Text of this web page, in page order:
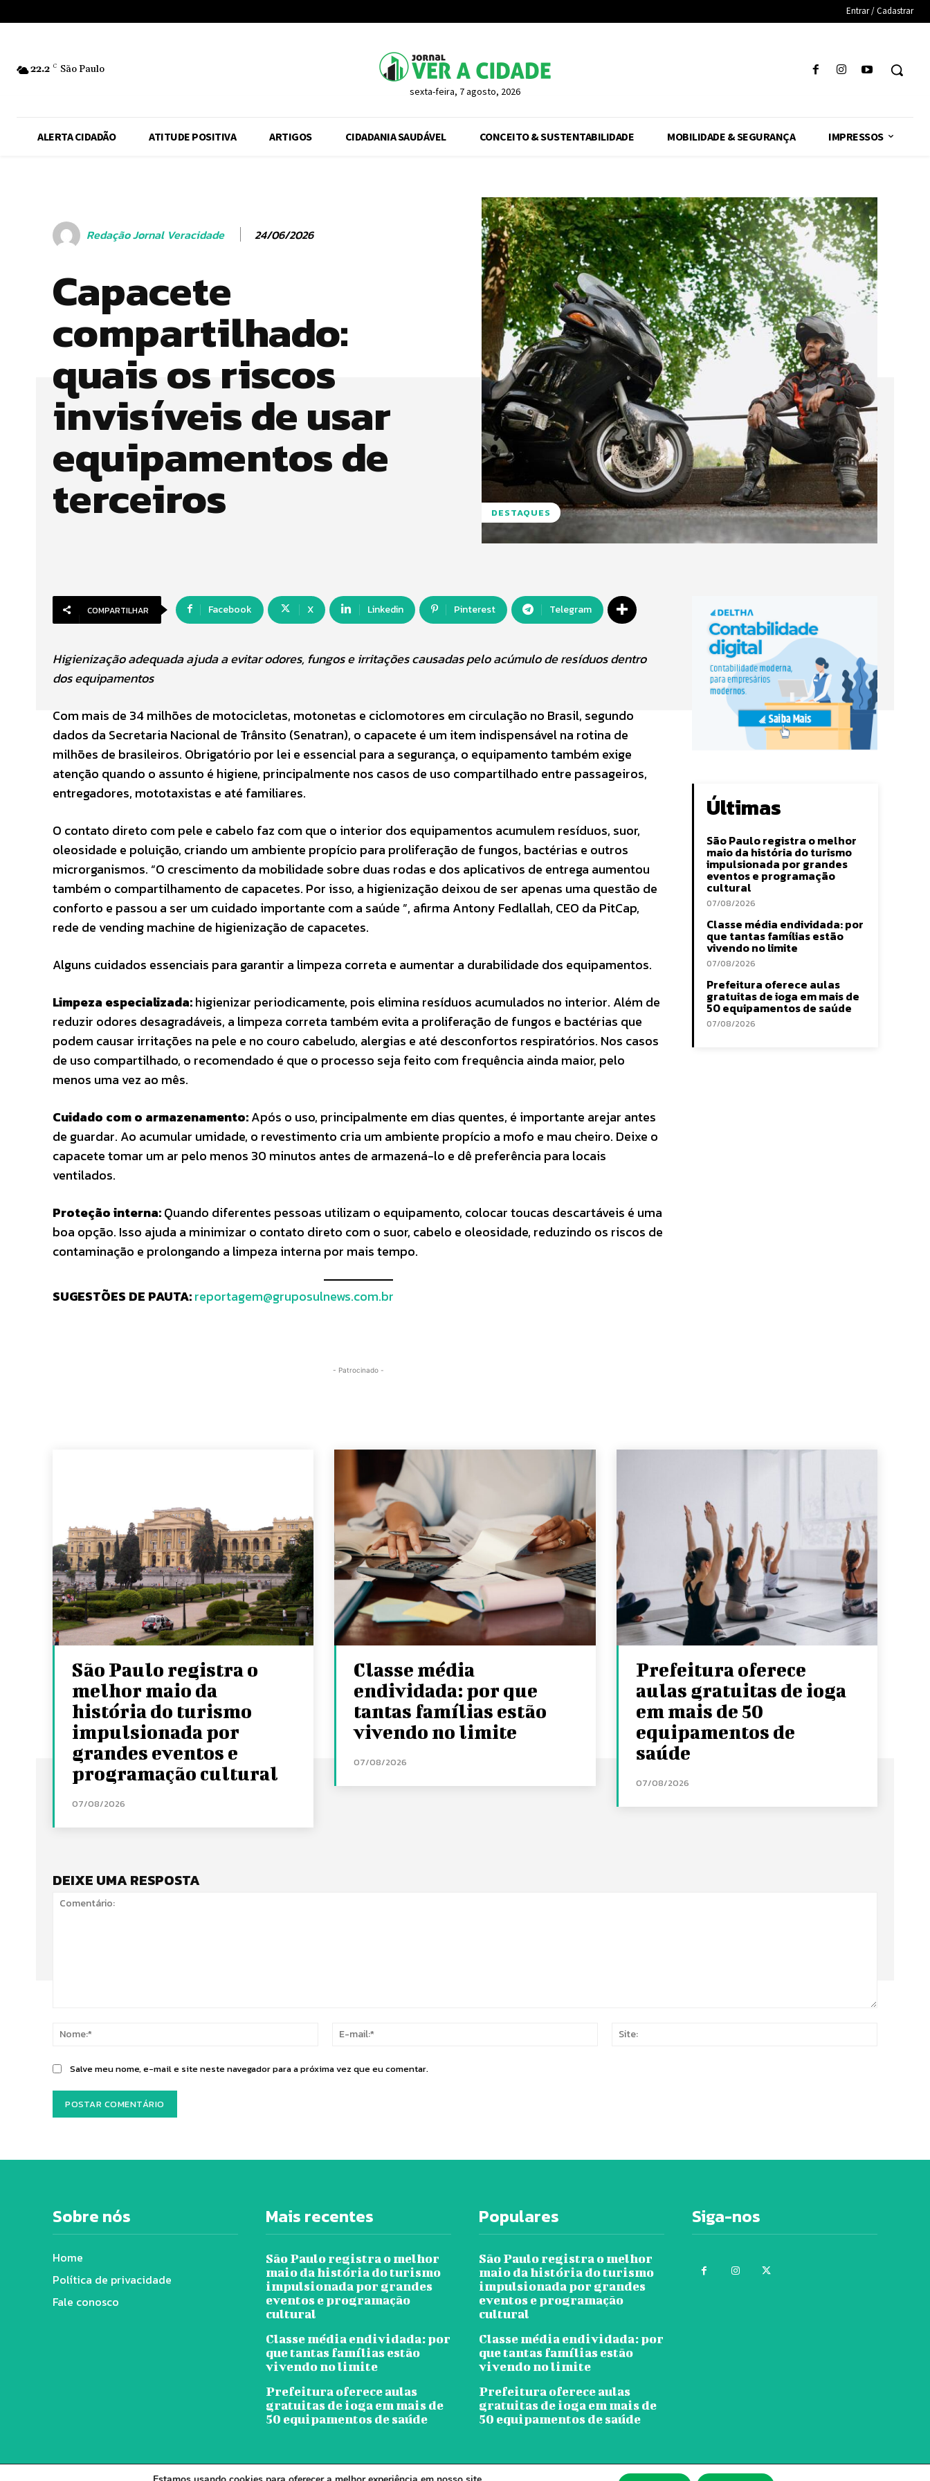
Entrar / Cadastrar
22.2 C São Paulo
sexta-feira, 7 agosto, 2026
ALERTA CIDADÃO ATITUDE POSITIVA ARTIGOS CIDADANIA SAUDÁVEL CONCEITO & SUSTENTABILIDADE MOBILIDADE & SEGURANÇA IMPRESSOS
Redação Jornal Veracidade 24/06/2026
Capacete
compartilhado:
quais os riscos
invisíveis de usar
equipamentos de
terceiros DESTAQUES
COMPARTILHAR Facebook X Linkedin Pinterest Telegram
Higienização adequada ajuda a evitar odores, fungos e irritações causadas pelo acúmulo de resíduos dentro
dos equipamentos
Com mais de 34 milhões de motocicletas, motonetas e ciclomotores em circulação no Brasil, segundo
dados da Secretaria Nacional de Trânsito (Senatran), o capacete é um item indispensável na rotina de
milhões de brasileiros. Obrigatório por lei e essencial para a segurança, o equipamento também exige
atenção quando o assunto é higiene, principalmente nos casos de uso compartilhado entre passageiros,
entregadores, mototaxistas e até familiares.
O contato direto com pele e cabelo faz com que o interior dos equipamentos acumulem resíduos, suor,
oleosidade e poluição, criando um ambiente propício para proliferação de fungos, bactérias e outros
microrganismos. “O crescimento da mobilidade sobre duas rodas e dos aplicativos de entrega aumentou
também o compartilhamento de capacetes. Por isso, a higienização deixou de ser apenas uma questão de
conforto e passou a ser um cuidado importante com a saúde ”, afirma Antony Fedlallah, CEO da PitCap,
rede de vending machine de higienização de capacetes.
Alguns cuidados essenciais para garantir a limpeza correta e aumentar a durabilidade dos equipamentos.
Limpeza especializada:higienizar periodicamente, pois elimina resíduos acumulados no interior. Além de
reduzir odores desagradáveis, a limpeza correta também evita a proliferação de fungos e bactérias que
podem causar irritações na pele e no couro cabeludo, alergias e até desconfortos respiratórios. Nos casos
de uso compartilhado, o recomendado é que o processo seja feito com frequência ainda maior, pelo
menos uma vez ao mês.
Cuidado com o armazenamento:Após o uso, principalmente em dias quentes, é importante arejar antes
de guardar. Ao acumular umidade, o revestimento cria um ambiente propício a mofo e mau cheiro. Deixe o
capacete tomar um ar pelo menos 30 minutos antes de armazená-lo e dê preferência para locais
ventilados.
Proteção interna:Quando diferentes pessoas utilizam o equipamento, colocar toucas descartáveis é uma
boa opção. Isso ajuda a minimizar o contato direto com o suor, cabelo e oleosidade, reduzindo os riscos de
contaminação e prolongando a limpeza interna por mais tempo.
SUGESTÕES DE PAUTA:reportagem@gruposulnews.com.br
- Patrocinado -
Últimas
São Paulo registra o melhor
maio da história do turismo
impulsionada por grandes
eventos e programação
cultural
07/08/2026
Classe média endividada: por
que tantas famílias estão
vivendo no limite
07/08/2026
Prefeitura oferece aulas
gratuitas de ioga em mais de
50 equipamentos de saúde
07/08/2026
São Paulo registra o
melhor maio da
história do turismo
impulsionada por
grandes eventos e
programação cultural
07/08/2026
Classe média
endividada: por que
tantas famílias estão
vivendo no limite
07/08/2026
Prefeitura oferece
aulas gratuitas de ioga
em mais de 50
equipamentos de
saúde
07/08/2026
DEIXE UMA RESPOSTA
Nome:*
Salve meu nome, e-mail e site neste navegador para a próxima vez que eu comentar.
Sobre nós
Home
Política de privacidade
Fale conosco
Mais recentes
São Paulo registra o melhor
maio da história do turismo
impulsionada por grandes
eventos e programação
cultural
Classe média endividada: por
que tantas famílias estão
vivendo no limite
Prefeitura oferece aulas
gratuitas de ioga em mais de
50 equipamentos de saúde
Populares
São Paulo registra o melhor
maio da história do turismo
impulsionada por grandes
eventos e programação
cultural
Classe média endividada: por
que tantas famílias estão
vivendo no limite
Prefeitura oferece aulas
gratuitas de ioga em mais de
50 equipamentos de saúde
Siga-nos